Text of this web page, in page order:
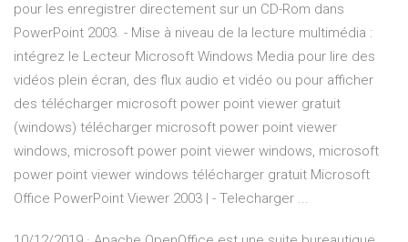
pour les enregistrer directement sur un CD-Rom dans
PowerPoint 2003. - Mise à niveau de la lecture multimédia :
intégrez le Lecteur Microsoft Windows Media pour lire des
vidéos plein écran, des flux audio et vidéo ou pour afficher
des télécharger microsoft power point viewer gratuit
(windows) télécharger microsoft power point viewer
windows, microsoft power point viewer windows, microsoft
power point viewer windows télécharger gratuit Microsoft
Office PowerPoint Viewer 2003 | - Telecharger ...